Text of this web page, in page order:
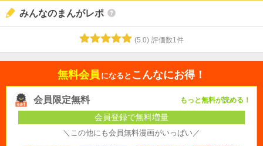
みんなのまんがレポ
(5.0) 評価数1件
無料会員 になると こんなにお得！
会員限定無料 もっと無料が読める！
会員登録で無料増量
＼この他にも会員無料漫画がいっぱい／